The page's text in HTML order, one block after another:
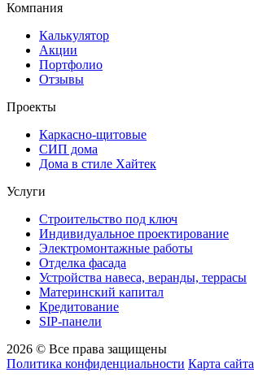
Компания
Калькулятор
Акции
Портфолио
Отзывы
Проекты
Каркасно-щитовые
СИП дома
Дома в стиле Хайтек
Услуги
Строительство под ключ
Индивидуальное проектирование
Электромонтажные работы
Отделка фасада
Устройства навеса, веранды, террасы
Материнский капитал
Кредитование
SIP-панели
2026 © Все права защищены
Политика конфиденциальности Карта сайта